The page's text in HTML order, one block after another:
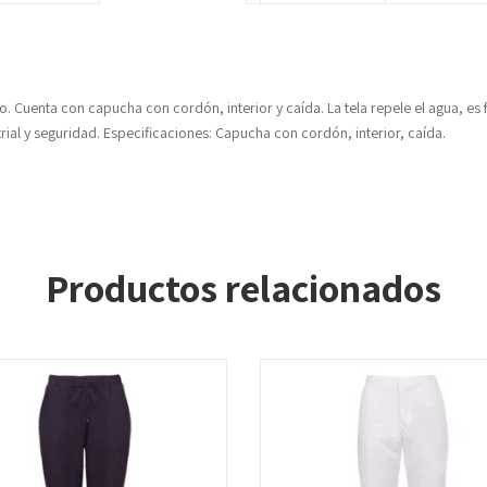
con capucha con cordón, interior y caída. La tela repele el agua,
y seguridad. Especificaciones: Capucha con cordón, interior, caída.
Productos relacionados